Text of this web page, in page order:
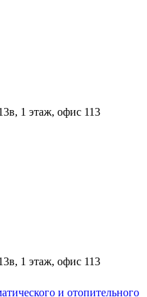
1 этаж, офис 113
1 этаж, офис 113